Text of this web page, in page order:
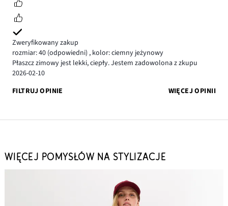
Zweryfikowany zakup
rozmiar: 40 (odpowiedni) , kolor: ciemny jeżynowy
Płaszcz zimowy jest lekki, ciepły. Jestem zadowolona z zkupu
2026-02-10
FILTRUJ OPINIE
WIĘCEJ OPINII
WIĘCEJ POMYSŁÓW NA STYLIZACJE